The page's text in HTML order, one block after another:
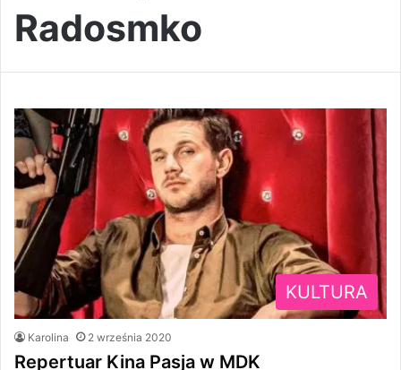
Radosmko
KULTURA
Karolina 2 września 2020
Repertuar Kina Pasja w MDK